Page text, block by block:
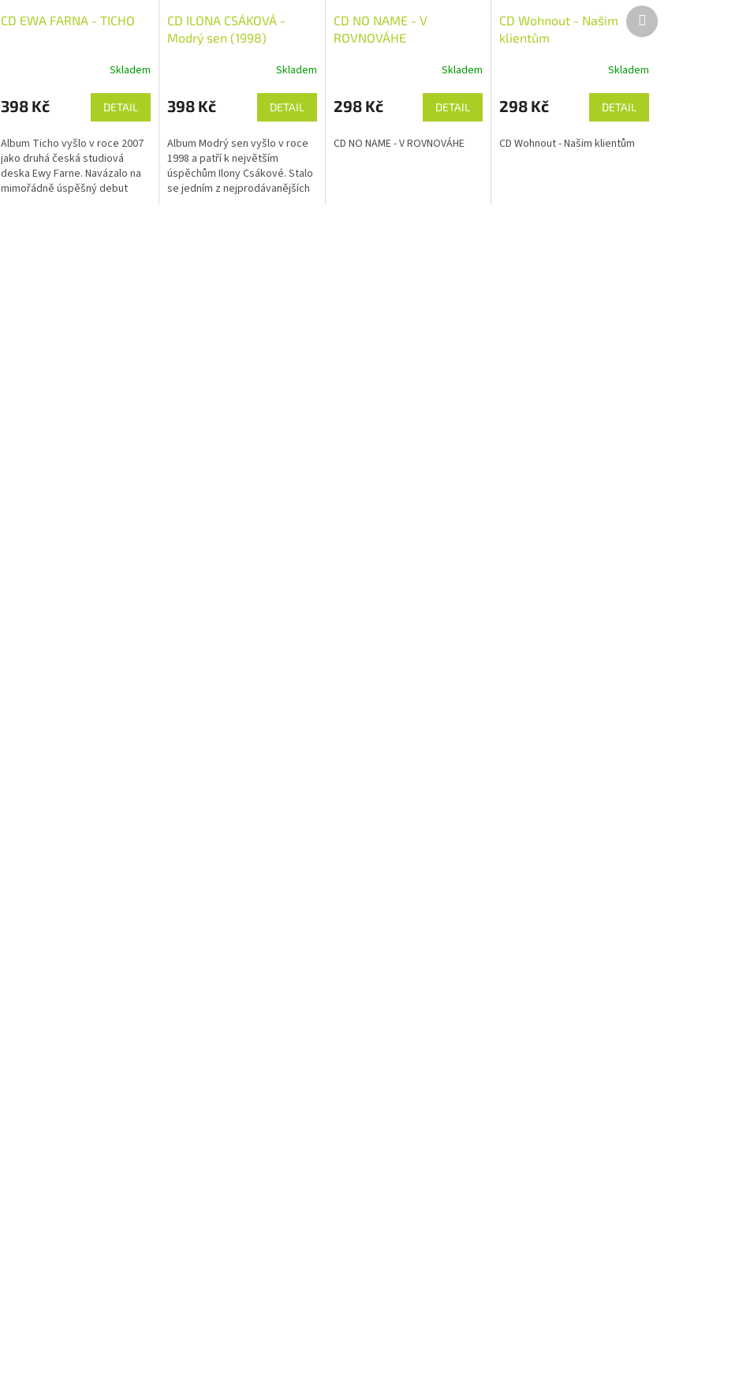
CD EWA FARNA - TICHO
Skladem
398 Kč DETAIL
Album Ticho vyšlo v roce 2007
jako druhá česká studiová
deska Ewy Farne. Navázalo na
mimořádně úspěšný debut
CD ILONA CSÁKOVÁ -
Modrý sen (1998)
Skladem
398 Kč DETAIL
Album Modrý sen vyšlo v roce
1998 a patří k největším
úspěchům Ilony Csákové. Stalo
se jedním z nejprodávanějších
CD NO NAME - V
ROVNOVÁHE
Skladem
298 Kč DETAIL
CD NO NAME - V ROVNOVÁHE
CD Wohnout - Našim
klientům
Skladem
298 Kč DETAIL
CD Wohnout - Našim klientům
Další
produkt